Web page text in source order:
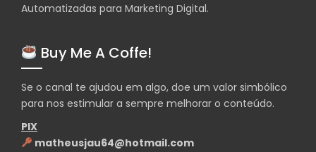
Automatizadas para Marketing Digital.
Buy Me A Coffe!
Se o canal te ajudou em algo, doe um valor simbólico
para nos estimular a sempre melhorar o conteúdo.
PIX
matheusjau64@hotmail.com